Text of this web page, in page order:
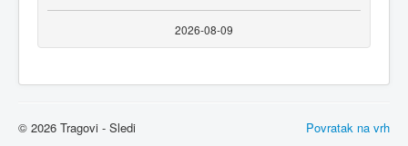
2026-08-09
Povratak na vrh
© 2026 Tragovi - Sledi